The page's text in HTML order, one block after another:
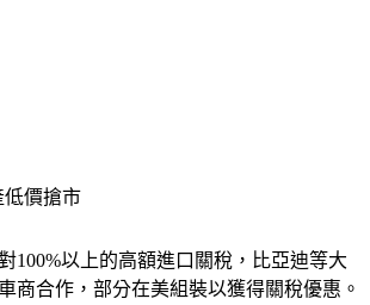
低價搶市
100%以上的高額進口關稅，比亞迪等大
商合作，部分在美組裝以獲得關稅優惠。